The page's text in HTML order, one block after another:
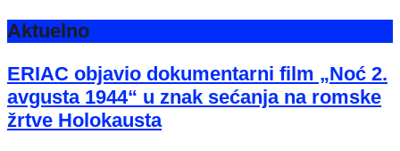
Aktuelno
ERIAC objavio dokumentarni film „Noć 2.
avgusta 1944“ u znak sećanja na romske
žrtve Holokausta